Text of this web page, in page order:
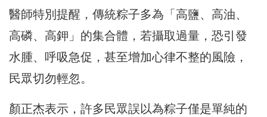
醫師特別提醒，傳統粽子多為「高鹽、高油、
高磷、高鉀」的集合體，若攝取過量，恐引發
水腫、呼吸急促，甚至增加心律不整的風險，
民眾切勿輕忽。
顏正杰表示，許多民眾誤以為粽子僅是單純的